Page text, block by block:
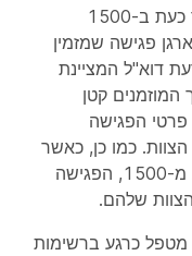
תזמון מילות מפתח במרחב תומך כעת ב-1500
פגישה שמזמין
הודעת דוא"ל המציינת
קטן
פרטי הפגישה
כמו כן, כאשר
המספר הכולל של המוזמנים חורג מ-1500, הפגישה
שלהם.
כרגע ברשימות